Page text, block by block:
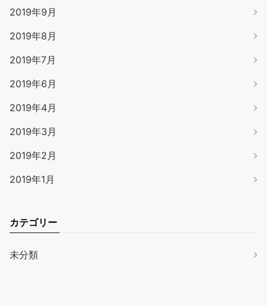
2019年9月
2019年8月
2019年7月
2019年6月
2019年4月
2019年3月
2019年2月
2019年1月
カテゴリー
未分類